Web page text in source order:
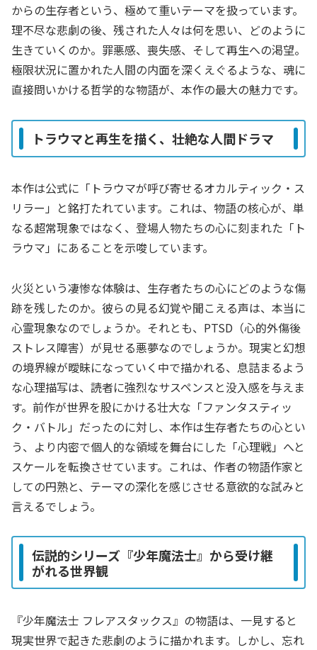
からの生存者という、極めて重いテーマを扱っています。
理不尽な悲劇の後、残された人々は何を思い、どのように
生きていくのか。罪悪感、喪失感、そして再生への渇望。
極限状況に置かれた人間の内面を深くえぐるような、魂に
直接問いかける哲学的な物語が、本作の最大の魅力です。
トラウマと再生を描く、壮絶な人間ドラマ
本作は公式に「トラウマが呼び寄せるオカルティック・ス
リラー」と銘打たれています。これは、物語の核心が、単
なる超常現象ではなく、登場人物たちの心に刻まれた「ト
ラウマ」にあることを示唆しています。
火災という凄惨な体験は、生存者たちの心にどのような傷
跡を残したのか。彼らの見る幻覚や聞こえる声は、本当に
心霊現象なのでしょうか。それとも、PTSD（心的外傷後
ストレス障害）が見せる悪夢なのでしょうか。現実と幻想
の境界線が曖昧になっていく中で描かれる、息詰まるよう
な心理描写は、読者に強烈なサスペンスと没入感を与えま
す。前作が世界を股にかける壮大な「ファンタスティッ
ク・バトル」だったのに対し、本作は生存者たちの心とい
う、より内密で個人的な領域を舞台にした「心理戦」へと
スケールを転換させています。これは、作者の物語作家と
しての円熟と、テーマの深化を感じさせる意欲的な試みと
言えるでしょう。
伝説的シリーズ『少年魔法士』から受け継
がれる世界観
『少年魔法士 フレアスタックス』の物語は、一見すると
現実世界で起きた悲劇のように描かれます。しかし、忘れ